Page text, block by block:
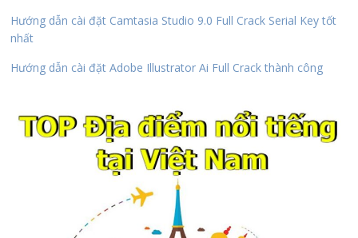
Hướng dẫn cài đặt Camtasia Studio 9.0 Full Crack Serial Key tốt
nhất
Hướng dẫn cài đặt Adobe Illustrator Ai Full Crack thành công